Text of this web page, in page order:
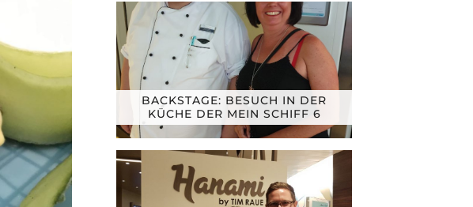
BACKSTAGE: BESUCH IN DER
KÜCHE DER MEIN SCHIFF 6